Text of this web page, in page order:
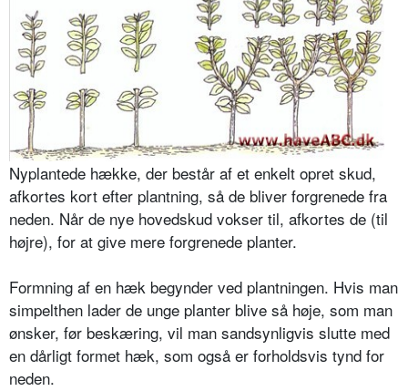
Nyplantede hække, der består af et enkelt opret skud,
afkortes kort efter plantning, så de bliver forgrenede fra
neden. Når de nye hovedskud vokser til, afkortes de (til
højre), for at give mere forgrenede planter.
Formning af en hæk begynder ved plantningen. Hvis man
simpelthen lader de unge planter blive så høje, som man
ønsker, før beskæring, vil man sandsynligvis slutte med
en dårligt formet hæk, som også er forholdsvis tynd for
neden.